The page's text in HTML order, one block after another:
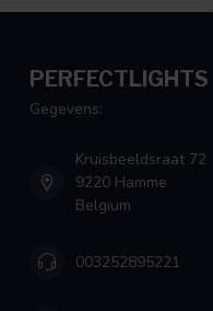
PERFECTLIGHTS
Gegevens:
Kruisbeeldsraat 72
9220 Hamme
Belgium
003252895221